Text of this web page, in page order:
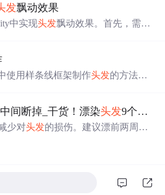
更为精确。此外，文章还讨论了
序的技巧。
代码，包括两个渲染步骤：Alp
，Transparent用于处理头发 边缘的
发飘动效果
中实现头发飘动效果。首先，需要
控制飘动强度和僵硬度。然后，在
Bones脚本，设置Bone Axis
使用样条线框架制作头发的方法。
的情况给出了调整参数的建议。
间断掉_干货！漂染头发9个注意
少对头发的损伤。建议漂前两周开